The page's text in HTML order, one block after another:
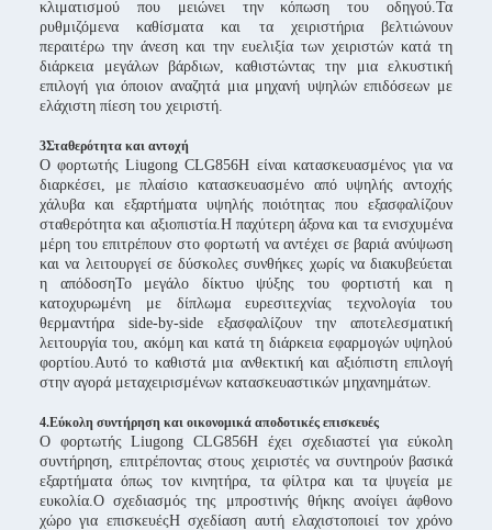
κλιματισμού που μειώνει την κόπωση του οδηγού.Τα
ρυθμιζόμενα καθίσματα και τα χειριστήρια βελτιώνουν
περαιτέρω την άνεση και την ευελιξία των χειριστών κατά τη
διάρκεια μεγάλων βάρδιων, καθιστώντας την μια ελκυστική
επιλογή για όποιον αναζητά μια μηχανή υψηλών επιδόσεων με
ελάχιστη πίεση του χειριστή.
3Σταθερότητα και αντοχή
Ο φορτωτής Liugong CLG856H είναι κατασκευασμένος για να
διαρκέσει, με πλαίσιο κατασκευασμένο από υψηλής αντοχής
χάλυβα και εξαρτήματα υψηλής ποιότητας που εξασφαλίζουν
σταθερότητα και αξιοπιστία.Η παχύτερη άξονα και τα ενισχυμένα
μέρη του επιτρέπουν στο φορτωτή να αντέχει σε βαριά ανύψωση
και να λειτουργεί σε δύσκολες συνθήκες χωρίς να διακυβεύεται
η απόδοσηΤο μεγάλο δίκτυο ψύξης του φορτιστή και η
κατοχυρωμένη με δίπλωμα ευρεσιτεχνίας τεχνολογία του
θερμαντήρα side-by-side εξασφαλίζουν την αποτελεσματική
λειτουργία του, ακόμη και κατά τη διάρκεια εφαρμογών υψηλού
φορτίου.Αυτό το καθιστά μια ανθεκτική και αξιόπιστη επιλογή
στην αγορά μεταχειρισμένων κατασκευαστικών μηχανημάτων.
4.Εύκολη συντήρηση και οικονομικά αποδοτικές επισκευές
Ο φορτωτής Liugong CLG856H έχει σχεδιαστεί για εύκολη
συντήρηση, επιτρέποντας στους χειριστές να συντηρούν βασικά
εξαρτήματα όπως τον κινητήρα, τα φίλτρα και τα ψυγεία με
ευκολία.Ο σχεδιασμός της μπροστινής θήκης ανοίγει άφθονο
χώρο για επισκευέςΗ σχεδίαση αυτή ελαχιστοποιεί τον χρόνο